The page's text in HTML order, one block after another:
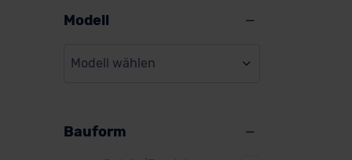
BMW
Citroen
Modell
Modell wählen
Bauform